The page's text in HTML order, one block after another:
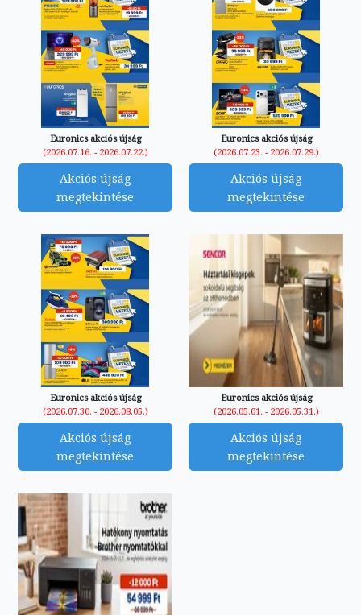
Euronics akciós újság
(2026.07.16. - 2026.07.22.)
Akciós újság
megtekintése
Euronics akciós újság
(2026.07.23. - 2026.07.29.)
Akciós újság
megtekintése
Euronics akciós újság
(2026.07.30. - 2026.08.05.)
Akciós újság
megtekintése
Euronics akciós újság
(2026.05.01. - 2026.05.31.)
Akciós újság
megtekintése